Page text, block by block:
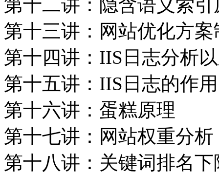
第十二讲：隐含语义索引
第十三讲：网站优化方案
第十四讲：IIS日志分析
第十五讲：IIS日志的作用
第十六讲：蛋糕原理
第十七讲：网站权重分析
第十八讲：关键词排名下